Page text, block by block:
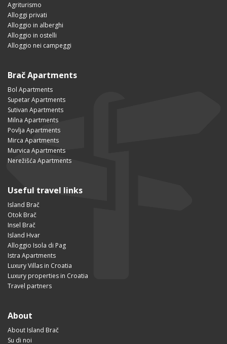
Agriturismo
Alloggi privati
Alloggio in alberghi
Alloggio in ostelli
Alloggio nei campeggi
Brač Apartments
Bol Apartments
Supetar Apartments
Sutivan Apartments
Milna Apartments
Povlja Apartments
Mirca Apartments
Murvica Apartments
Nerežišća Apartments
Useful travel links
Island Brač
Otok Brač
Insel Brač
Island Hvar
Alloggio Isola di Pag
Istra Apartments
Luxury Villas in Croatia
Luxury properties in Croatia
Travel partners
About
About Island Brač
Su di noi